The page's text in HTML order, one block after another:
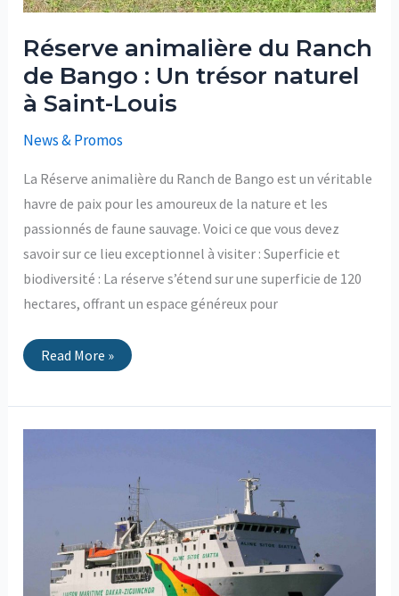
Réserve animalière du Ranch
de Bango : Un trésor naturel
à Saint-Louis
News & Promos
La Réserve animalière du Ranch de Bango est un véritable
havre de paix pour les amoureux de la nature et les
passionnés de faune sauvage. Voici ce que vous devez
savoir sur ce lieu exceptionnel à visiter : Superficie et
biodiversité : La réserve s’étend sur une superficie de 120
hectares, offrant un espace généreux pour
Read More »